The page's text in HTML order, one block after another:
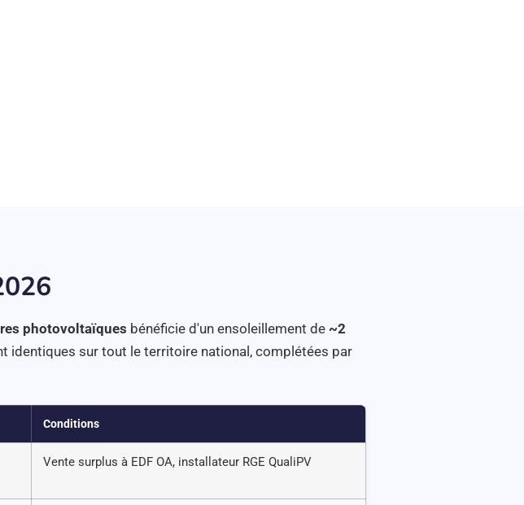
photovoltaïques bénéficie d'un ensoleillement de ~2
identiques sur tout le territoire national, complétées par
Conditions
Vente surplus à EDF OA, installateur RGE QualiPV